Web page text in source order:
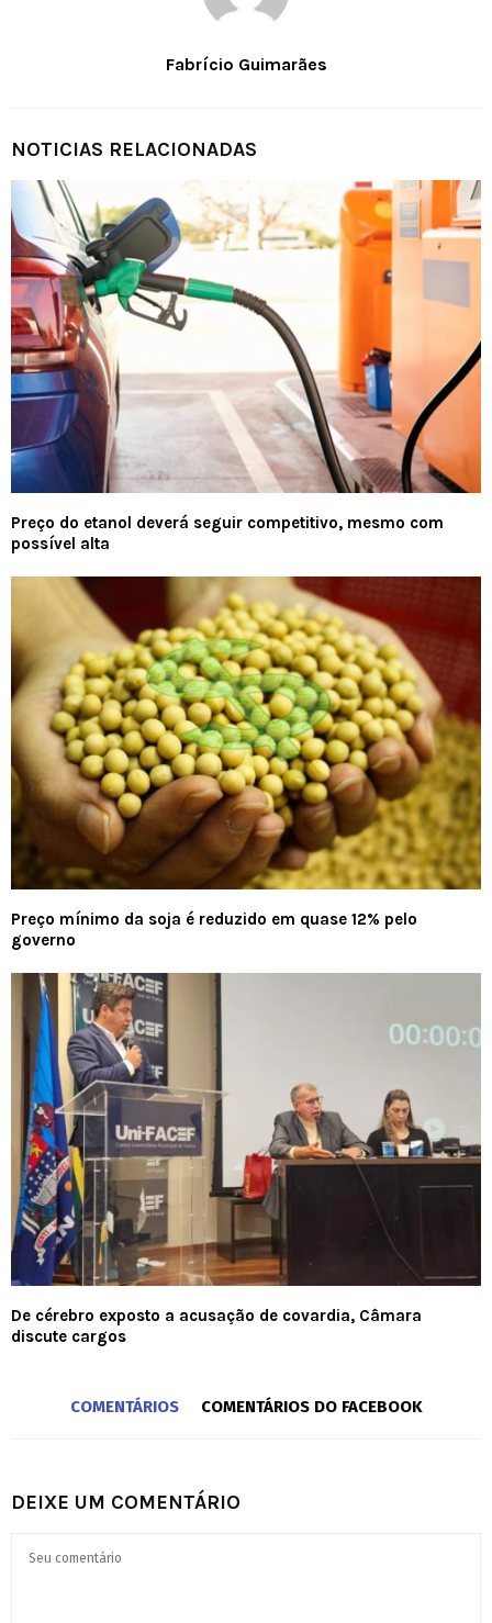
Fabrício Guimarães
NOTICIAS RELACIONADAS
Preço do etanol deverá seguir competitivo, mesmo com
possível alta
Preço mínimo da soja é reduzido em quase 12% pelo
governo
De cérebro exposto a acusação de covardia, Câmara
discute cargos
COMENTÁRIOS COMENTÁRIOS DO FACEBOOK
DEIXE UM COMENTÁRIO